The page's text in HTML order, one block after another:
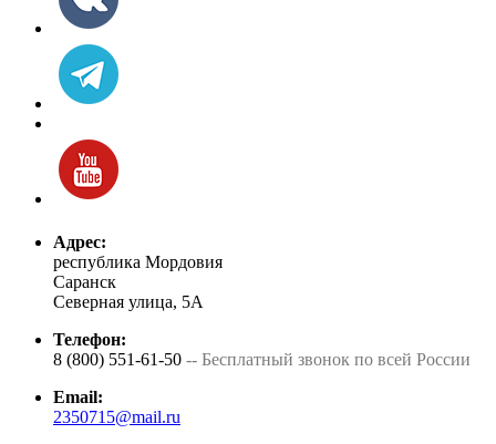
Адрес:
республика Мордовия
Саранск
Северная улица, 5А
Телефон:
8 (800) 551-61-50 -- Бесплатный звонок по всей России
Email:
2350715@mail.ru